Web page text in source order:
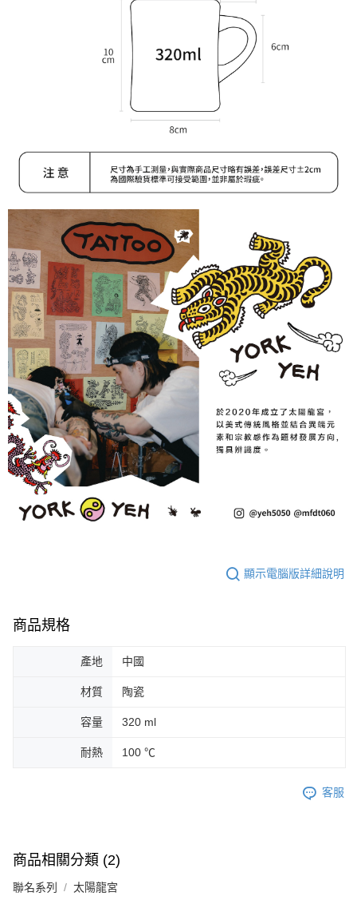
１．簡單：不需註冊會員、不需綁卡、不需儲值。
２．便利：只要手機號碼，簡訊認證，即可結帳。
３．安心：先確認商品／服務後，再付款。
【「AFTEE先享後付」結帳流程】
１．於結帳方式選擇「AFTEE先享後付」後，將跳轉至「AFTEE先享後付」
結帳頁面，進行簡訊認證並確認金額後，即可完成結帳。
２．訂單成立數日內，您將收到繳費通知簡訊。
ATM／網路銀行／等多元方式進行付款，方視為交易完成。
※ 請注意：結帳手續完成當下不需立刻繳費，但若您需要取消訂單，請聯絡
購買商品的店家。未經商家同意取消之訂單仍視為有效，需透過AFTEE先享
後付繳納相關費用。
※ 交易是否成功請以「AFTEE先享後付 」之結帳頁面顯示為準，若有關於
是否繳費成功／繳費後需取消欲退款等相關疑問，請聯繫「AFTEE先享後付
客戶支援中心」https://netprotections.freshdesk.com/support/home
【注意事項】
１．透過由恩沛科技股份有限公司提供之「AFTEE先享後付」服務完成之交
易，需依本服務之必要範圍內提供個人資料，並將交易相關給付款項請求債
權轉讓予恩沛科技股份有限公司。
２．關於個人資料處理事宜，請瀏覽以下網址：
https://aftee.tw/terms/#terms3
３．未成年的使用者請事先徵得法定代理人或監護人之同意方可使用
「AFTEE先享後付」，若未經同意申辦者引起之損失，本公司不負相關責
任。
４．使用「AFTEE先享後付」時，將依據個別帳號之用戶狀況，依本公司即
時審查核予不同之上限額度；若仍有額度不足之情形，本公司將視審查結果
請求用戶進行身份認證。
５．嚴禁一人註冊多個帳號或使用他人資訊註冊。若發現惡意使用之情形，
恩沛科技股份有限公司將有權停止該用戶之使用額度並採取法律行動。
每筆NT$70，滿NT$599(含以上)免運費
每筆NT$70，滿NT$599(含以上)免運費
萊爾富取貨付款
每筆NT$70，滿NT$599(含以上)免運費
付款後萊爾富取貨
每筆NT$70，滿NT$599(含以上)免運費
7-11取貨付款
每筆NT$70，滿NT$599(含以上)免運費
付款後7-11取貨
每筆NT$70，滿NT$599(含以上)免運費
宅配-台灣本島
每筆NT$100，滿NT$599(含以上)免運費
宅配-離島
每筆NT$200
香港地區配送
顯示電腦版詳細說明
商品規格
產地 中國
材質 陶瓷
容量 320 ml
耐熱 100 ℃
客服
商品相關分類 (2)
聯名系列 太陽龍宮